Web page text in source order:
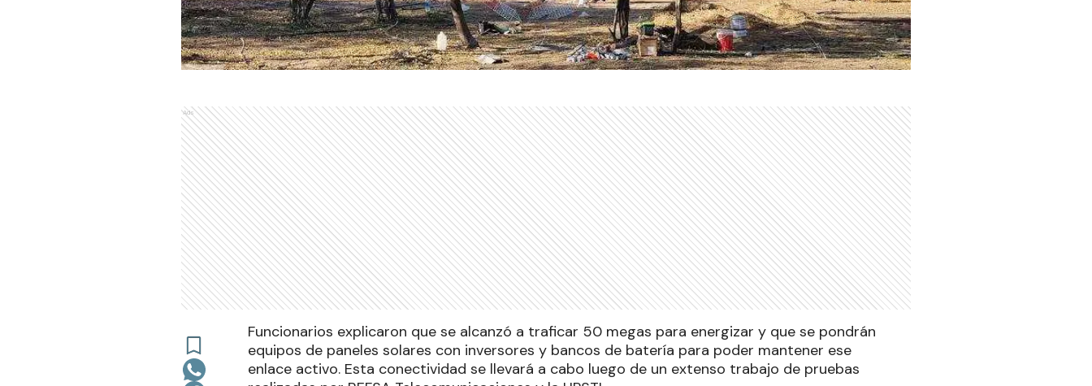
Ads
Funcionarios explicaron que se alcanzó a traficar 50 megas para energizar y que se pondrán
equipos de paneles solares con inversores y bancos de batería para poder mantener ese
enlace activo. Esta conectividad se llevará a cabo luego de un extenso trabajo de pruebas